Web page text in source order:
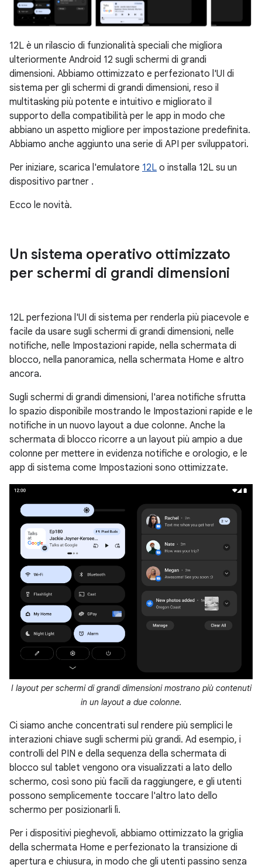
12L è un rilascio di funzionalità speciali che migliora
ulteriormente Android 12 sugli schermi di grandi
dimensioni. Abbiamo ottimizzato e perfezionato l'UI di
sistema per gli schermi di grandi dimensioni, reso il
multitasking più potente e intuitivo e migliorato il
supporto della compatibilità per le app in modo che
abbiano un aspetto migliore per impostazione predefinita.
Abbiamo anche aggiunto una serie di API per sviluppatori.
Per iniziare, scarica l'emulatore 12L o installa 12L su un
dispositivo partner .
Ecco le novità.
Un sistema operativo ottimizzato
per schermi di grandi dimensioni
12L perfeziona l'UI di sistema per renderla più piacevole e
facile da usare sugli schermi di grandi dimensioni, nelle
notifiche, nelle Impostazioni rapide, nella schermata di
blocco, nella panoramica, nella schermata Home e altro
ancora.
Sugli schermi di grandi dimensioni, l'area notifiche sfrutta
lo spazio disponibile mostrando le Impostazioni rapide e le
notifiche in un nuovo layout a due colonne. Anche la
schermata di blocco ricorre a un layout più ampio a due
colonne per mettere in evidenza notifiche e orologio, e le
app di sistema come Impostazioni sono ottimizzate.
I layout per schermi di grandi dimensioni mostrano più contenuti
in un layout a due colonne.
Ci siamo anche concentrati sul rendere più semplici le
interazioni chiave sugli schermi più grandi. Ad esempio, i
controlli del PIN e della sequenza della schermata di
blocco sul tablet vengono ora visualizzati a lato dello
schermo, così sono più facili da raggiungere, e gli utenti
possono semplicemente toccare l'altro lato dello
schermo per posizionarli lì.
Per i dispositivi pieghevoli, abbiamo ottimizzato la griglia
della schermata Home e perfezionato la transizione di
apertura e chiusura, in modo che gli utenti passino senza